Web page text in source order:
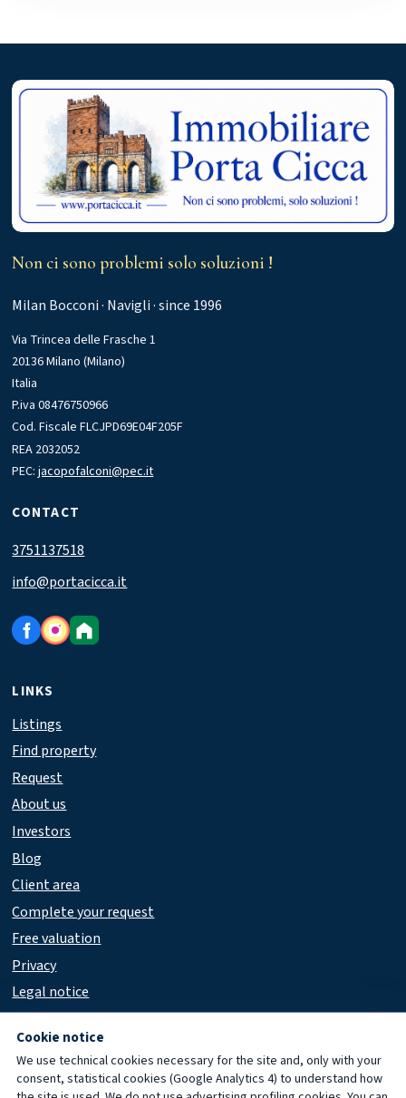
Non ci sono problemi solo soluzioni !
Milan Bocconi · Navigli · since 1996
Via Trincea delle Frasche 1
20136 Milano (Milano)
Italia
P.iva 08476750966
Cod. Fiscale FLCJPD69E04F205F
REA 2032052
PEC:jacopofalconi@pec.it
CONTACT
3751137518
info@portacicca.it
LINKS
Listings
Find property
Request
About us
Investors
Blog
Client area
Complete your request
Free valuation
Privacy
Legal notice
Accessibility
© 2026 Immobiliare Porta Cicca
Cookie notice
We use technical cookies necessary for the site and, only with your
consent, statistical cookies (Google Analytics 4) to understand how